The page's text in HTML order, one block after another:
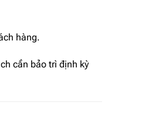
hàng.
cần bảo trì định kỳ